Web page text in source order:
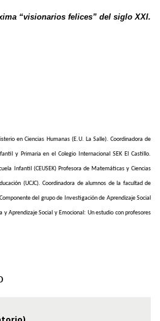
“visionarios felices” del siglo XXI.
en Ciencias Humanas (E.U. La Salle). Coordinadora de
y Primaria en el Colegio Internacional SEK El Castillo.
Infantil (CEUSEK) Profesora de Matemáticas y Ciencias
(UCJC). Coordinadora de alumnos de la facultad de
Componente del grupo de Investigación de Aprendizaje Social
y Aprendizaje Social y Emocional: Un estudio con profesores